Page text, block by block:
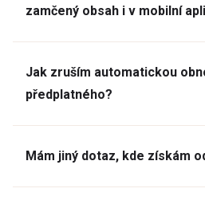
zamčený obsah i v mobilní
Jak zruším automatickou
předplatného?
Mám jiný dotaz, kde získám